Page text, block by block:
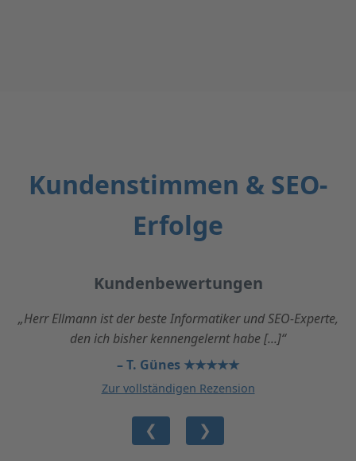
Kundenstimmen & SEO-
Erfolge
Kundenbewertungen
„Herr Ellmann ist der beste Informatiker und SEO-Experte,
den ich bisher kennengelernt habe [...]“
– T. Günes ★★★★★
Zur vollständigen Rezension
❮ ❯